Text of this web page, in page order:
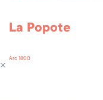
La Popote
Arc 1800